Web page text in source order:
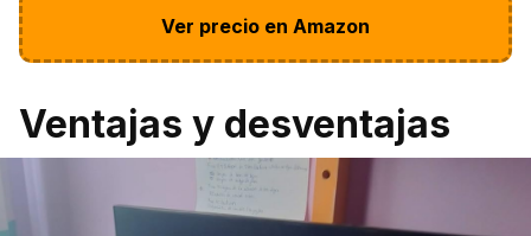
Ver precio en Amazon
Ventajas y desventajas